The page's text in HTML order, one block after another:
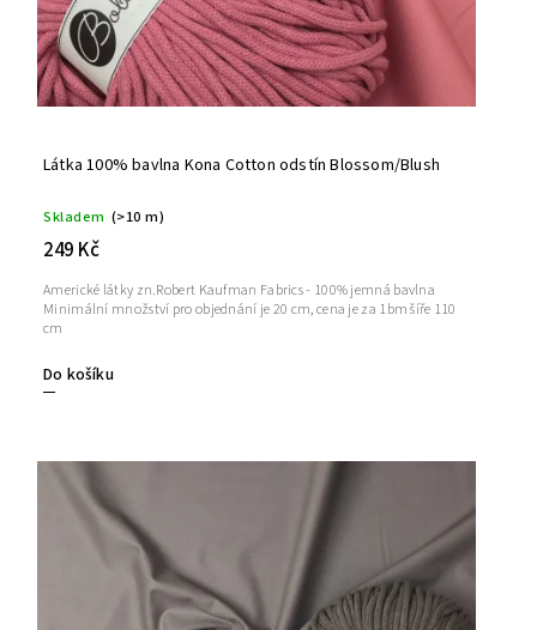
Látka 100% bavlna Kona Cotton odstín Blossom/Blush
Skladem (>10 m)
249 Kč
Do košíku
Americké látky zn.Robert Kaufman Fabrics - 100% jemná bavlna
Minimální množství pro objednání je 20 cm, cena je za 1bm šíře 110
cm